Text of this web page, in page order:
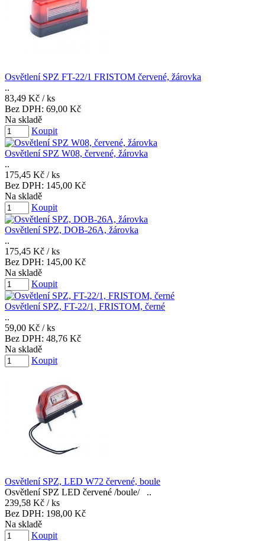
Osvětlení SPZ FT-22/1 FRISTOM červené, žárovka
..
83,49 Kč / ks
Bez DPH: 69,00 Kč
Na skladě
Koupit
Osvětlení SPZ W08, červené, žárovka
..
175,45 Kč / ks
Bez DPH: 145,00 Kč
Na skladě
Koupit
Osvětlení SPZ, DOB-26A, žárovka
..
175,45 Kč / ks
Bez DPH: 145,00 Kč
Na skladě
Koupit
Osvětlení SPZ, FT-22/1, FRISTOM, černé
..
59,00 Kč / ks
Bez DPH: 48,76 Kč
Na skladě
Koupit
Osvětlení SPZ, LED W72 červené, boule
Osvětlení SPZ LED červené /boule/ ..
239,58 Kč / ks
Bez DPH: 198,00 Kč
Na skladě
Koupit